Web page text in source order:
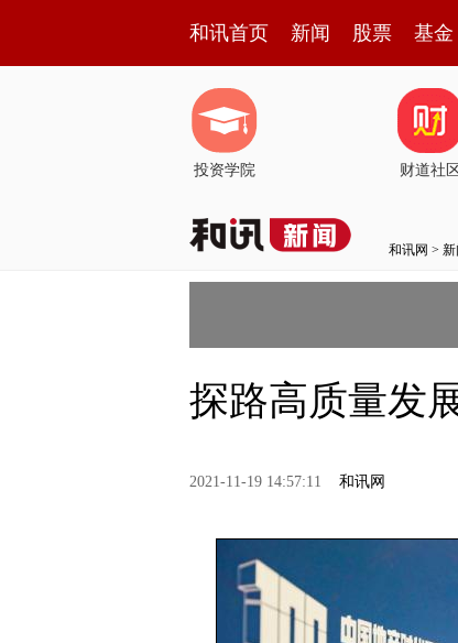
和讯首页 新闻 股票 基金
投资学院 财道社区
和讯网 > 新
探路高质量发
2021-11-19 14:57:11 和讯网